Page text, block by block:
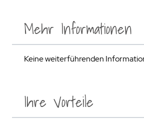
Ihre Vorteile
Mehr Informationen
Keine weiterführenden